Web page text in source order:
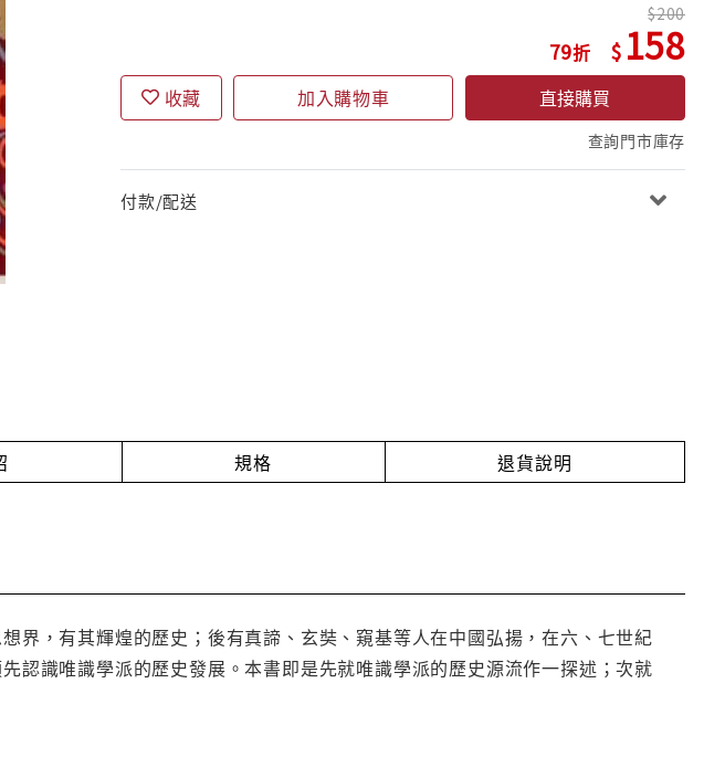
79
200
158
收藏 加入購物車 直接購買
查詢門市庫存
付款/配送
規格 退貨說明
界，有其輝煌的歷史；後有真諦、玄奘、窺基等人在中國弘揚，在六、七世紀
認識唯識學派的歷史發展。本書即是先就唯識學派的歷史源流作一探述；次就